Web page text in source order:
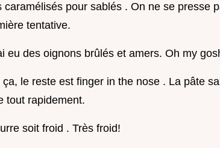
caramélisés pour sablés . On ne se presse
tentative.
eu des oignons brûlés et amers. Oh my
le reste est finger in the nose . La pâte
tout rapidement.
soit froid . Très froid!